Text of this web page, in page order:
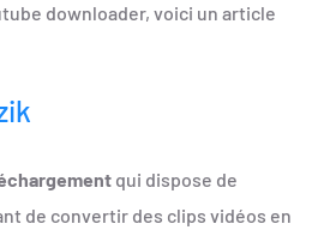
downloader, voici un article
qui dispose de
de convertir des clips vidéos en